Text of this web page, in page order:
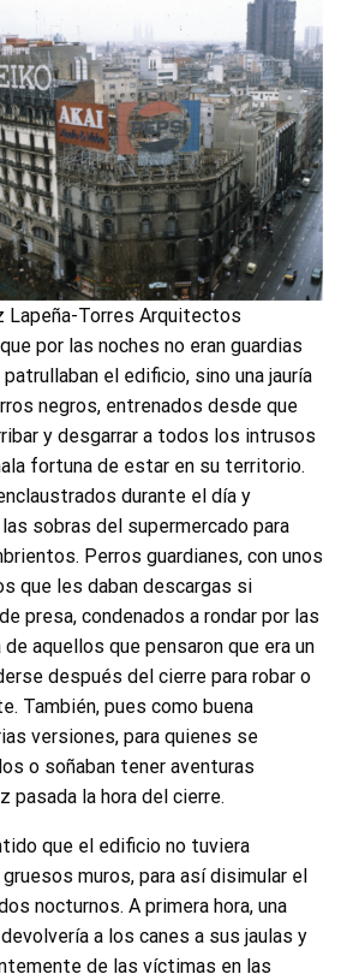
Lapeña-Torres Arquitectos
por las noches no eran guardias
el edificio, sino una jauría
negros, entrenados desde que
y desgarrar a todos los intrusos
fortuna de estar en su territorio.
durante el día y
sobras del supermercado para
Perros guardianes, con unos
que les daban descargas si
presa, condenados a rondar por las
aquellos que pensaron que era un
después del cierre para robar o
También, pues como buena
versiones, para quienes se
o soñaban tener aventuras
pasada la hora del cierre.
que el edificio no tuviera
muros, para así disimular el
nocturnos. A primera hora, una
a los canes a sus jaulas y
de las víctimas en las